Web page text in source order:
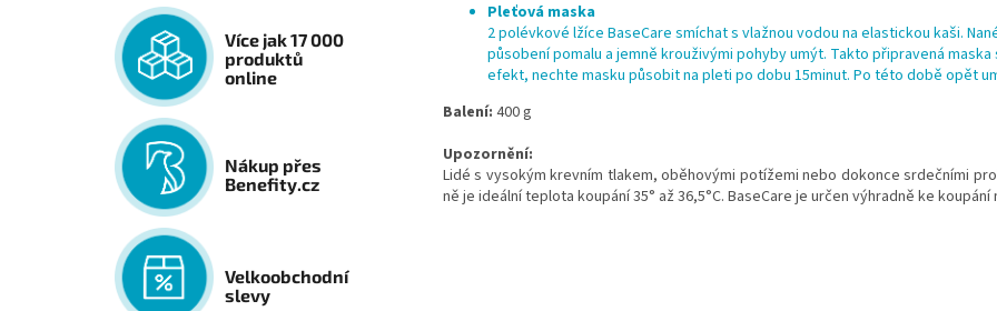
Více jak 17 000
produktů
online
Nákup přes
Benefity.cz
Velkoobchodní
slevy
Pleťová maska
2 polévkové lžíce BaseCare smíchat s vlažnou vodou na elastickou kaši.
působení pomalu a jemně krouživými pohyby umýt. Takto připravená
efekt, nechte masku působit na pleti po dobu 15minut. Po této době opět
Balení: 400 g
Upozornění:
Lidé s vysokým krevním tlakem, oběhovými potížemi nebo dokonce srdečními
ně je ideální teplota koupání 35° až 36,5°C. BaseCare je určen výhradně ke